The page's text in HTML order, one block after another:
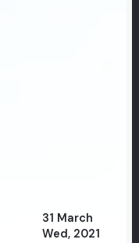
31 March
Wed, 2021